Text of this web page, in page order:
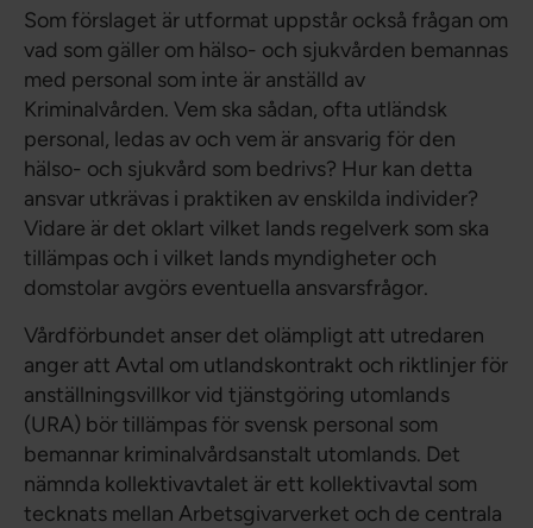
Som förslaget är utformat uppstår också frågan om
vad som gäller om hälso- och sjukvården bemannas
med personal som inte är anställd av
Kriminalvården. Vem ska sådan, ofta utländsk
personal, ledas av och vem är ansvarig för den
hälso- och sjukvård som bedrivs? Hur kan detta
ansvar utkrävas i praktiken av enskilda individer?
Vidare är det oklart vilket lands regelverk som ska
tillämpas och i vilket lands myndigheter och
domstolar avgörs eventuella ansvarsfrågor.
Vårdförbundet anser det olämpligt att utredaren
anger att Avtal om utlandskontrakt och riktlinjer för
anställningsvillkor vid tjänstgöring utomlands
(URA) bör tillämpas för svensk personal som
bemannar kriminalvårdsanstalt utomlands. Det
nämnda kollektivavtalet är ett kollektivavtal som
tecknats mellan Arbetsgivarverket och de centrala